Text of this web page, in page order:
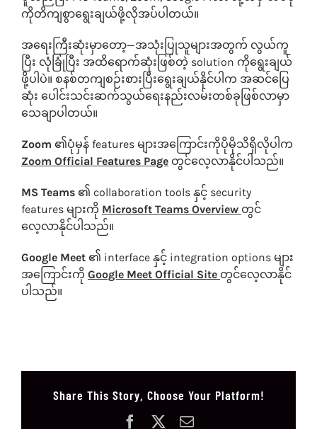
ကိုတိကျစွာရွေးချယ်ဖို့လိုအပ်ပါတယ်။
အရေးကြီးဆုံးမှာတော့—အသုံးပြုသူများအတွက် လွယ်ကူ
ပြီး လုံခြုံပြီး အထိရောက်ဆုံးဖြစ်တဲ့ solution ကိုရွေးချယ်
ဖို့ပါပဲ။ စနစ်တကျစဉ်းစားပြီးရွေးချယ်နိုင်ပါက အဆင်ပြေ
ဆုံး ပေါင်းသင်းဆက်သွယ်ရေးနည်းလမ်းတစ်ခုဖြစ်လာမှာ
သေချာပါတယ်။
Zoom ၏ပုံမှန် features များအကြောင်းကိုပိုမိုသိရှိလိုပါက
Zoom Official Features Pageတွင်လေ့လာနိုင်ပါသည်။
MS Teams၏ collaboration tools နှင့် security
features များကို Microsoft Teams Overview တွင်
လေ့လာနိုင်ပါသည်။
Google Meet၏ interface နှင့် integration options များ
အကြောင်းကို Google Meet Official Site တွင်လေ့လာနိုင်
ပါသည်။
Share This Story, Choose Your Platform!
FacebookEmail